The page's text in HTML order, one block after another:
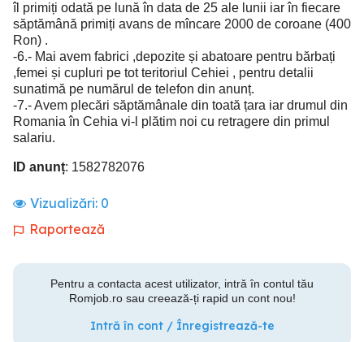
îl primiți odată pe lună în data de 25 ale lunii iar în fiecare
săptămână primiți avans de mîncare 2000 de coroane (400
Ron) .
-6.- Mai avem fabrici ,depozite și abatoare pentru bărbați
,femei și cupluri pe tot teritoriul Cehiei , pentru detalii
sunatimă pe numărul de telefon din anunț.
-7.- Avem plecări săptămânale din toată țara iar drumul din
Romania în Cehia vi-l plătim noi cu retragere din primul
salariu.
ID anunț: 1582782076
Vizualizări: 0
Raportează
Pentru a contacta acest utilizator, intră în contul tău
Romjob.ro sau creează-ți rapid un cont nou!
Intră în cont / Înregistrează-te